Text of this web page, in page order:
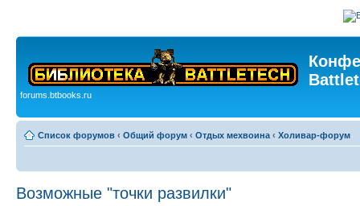
forums.btbooks.ru
Список форумов ‹ Общий форум ‹ Отдых мехвоина ‹ Холивар-форум
Возможные "точки развилки"